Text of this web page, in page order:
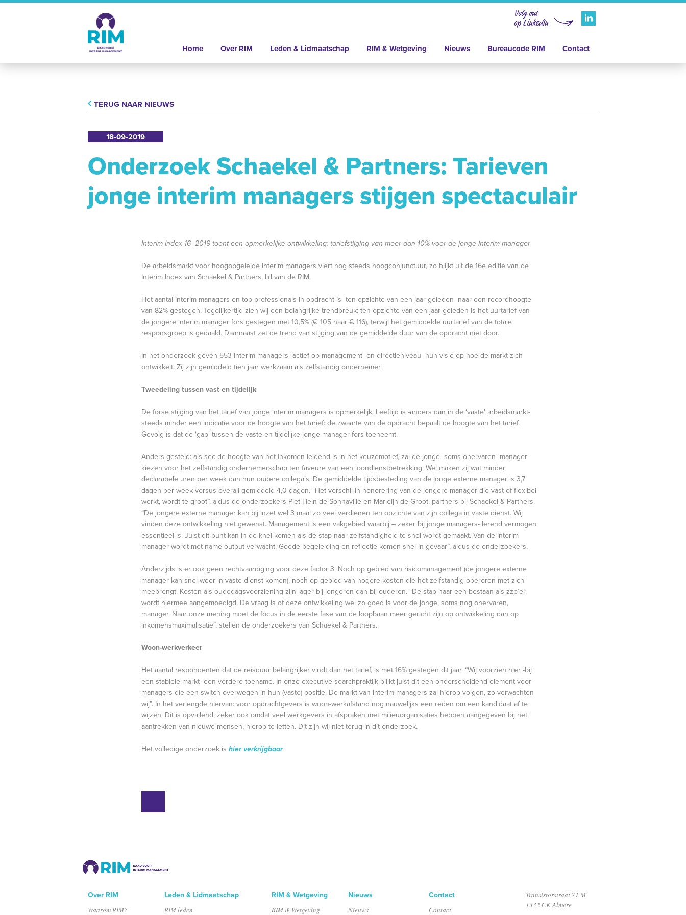
Volg ons
op LinkedIn
Home Over RIM Leden & Lidmaatschap RIM & Wetgeving Nieuws Bureaucode RIM Contact
TERUG NAAR NIEUWS
18-09-2019
Onderzoek Schaekel & Partners: Tarieven
jonge interim managers stijgen spectaculair
Interim Index 16- 2019 toont een opmerkelijke ontwikkeling: tariefstijging van meer dan 10% voor de jonge interim manager
De arbeidsmarkt voor hoogopgeleide interim managers viert nog steeds hoogconjunctuur, zo blijkt uit de 16e editie van de
Interim Index van Schaekel & Partners, lid van de RIM.
Het aantal interim managers en top-professionals in opdracht is -ten opzichte van een jaar geleden- naar een recordhoogte
van 82% gestegen. Tegelijkertijd zien wij een belangrijke trendbreuk: ten opzichte van een jaar geleden is het uurtarief van
de jongere interim manager fors gestegen met 10,5% (€ 105 naar € 116), terwijl het gemiddelde uurtarief van de totale
responsgroep is gedaald. Daarnaast zet de trend van stijging van de gemiddelde duur van de opdracht niet door.
In het onderzoek geven 553 interim managers -actief op management- en directieniveau- hun visie op hoe de markt zich
ontwikkelt. Zij zijn gemiddeld tien jaar werkzaam als zelfstandig ondernemer.
Tweedeling tussen vast en tijdelijk
De forse stijging van het tarief van jonge interim managers is opmerkelijk. Leeftijd is -anders dan in de ‘vaste’ arbeidsmarkt-
steeds minder een indicatie voor de hoogte van het tarief: de zwaarte van de opdracht bepaalt de hoogte van het tarief.
Gevolg is dat de ‘gap’ tussen de vaste en tijdelijke jonge manager fors toeneemt.
Anders gesteld: als sec de hoogte van het inkomen leidend is in het keuzemotief, zal de jonge -soms onervaren- manager
kiezen voor het zelfstandig ondernemerschap ten faveure van een loondienstbetrekking. Wel maken zij wat minder
declarabele uren per week dan hun oudere collega’s. De gemiddelde tijdsbesteding van de jonge externe manager is 3,7
dagen per week versus overall gemiddeld 4,0 dagen. “Het verschil in honorering van de jongere manager die vast of flexibel
werkt, wordt te groot”, aldus de onderzoekers Piet Hein de Sonnaville en Marleijn de Groot, partners bij Schaekel & Partners.
“De jongere externe manager kan bij inzet wel 3 maal zo veel verdienen ten opzichte van zijn collega in vaste dienst. Wij
vinden deze ontwikkeling niet gewenst. Management is een vakgebied waarbij – zeker bij jonge managers- lerend vermogen
essentieel is. Juist dit punt kan in de knel komen als de stap naar zelfstandigheid te snel wordt gemaakt. Van de interim
manager wordt met name output verwacht. Goede begeleiding en reflectie komen snel in gevaar”, aldus de onderzoekers.
Anderzijds is er ook geen rechtvaardiging voor deze factor 3. Noch op gebied van risicomanagement (de jongere externe
manager kan snel weer in vaste dienst komen), noch op gebied van hogere kosten die het zelfstandig opereren met zich
meebrengt. Kosten als oudedagsvoorziening zijn lager bij jongeren dan bij ouderen. “De stap naar een bestaan als zzp’er
wordt hiermee aangemoedigd. De vraag is of deze ontwikkeling wel zo goed is voor de jonge, soms nog onervaren,
manager. Naar onze mening moet de focus in de eerste fase van de loopbaan meer gericht zijn op ontwikkeling dan op
inkomensmaximalisatie”, stellen de onderzoekers van Schaekel & Partners.
Woon-werkverkeer
Het aantal respondenten dat de reisduur belangrijker vindt dan het tarief, is met 16% gestegen dit jaar. “Wij voorzien hier -bij
een stabiele markt- een verdere toename. In onze executive searchpraktijk blijkt juist dit een onderscheidend element voor
managers die een switch overwegen in hun (vaste) positie. De markt van interim managers zal hierop volgen, zo verwachten
wij”. In het verlengde hiervan: voor opdrachtgevers is woon-werkafstand nog nauwelijks een reden om een kandidaat af te
wijzen. Dit is opvallend, zeker ook omdat veel werkgevers in afspraken met milieuorganisaties hebben aangegeven bij het
aantrekken van nieuwe mensen, hierop te letten. Dit zijn wij niet terug in dit onderzoek.
Het volledige onderzoek is hier verkrijgbaar
Over RIM
Waarom RIM?
Leden & Lidmaatschap
RIM leden
RIM & Wetgeving
RIM & Wetgeving
Nieuws
Nieuws
Contact
Contact
Transistorstraat 71 M
1332 CK Almere